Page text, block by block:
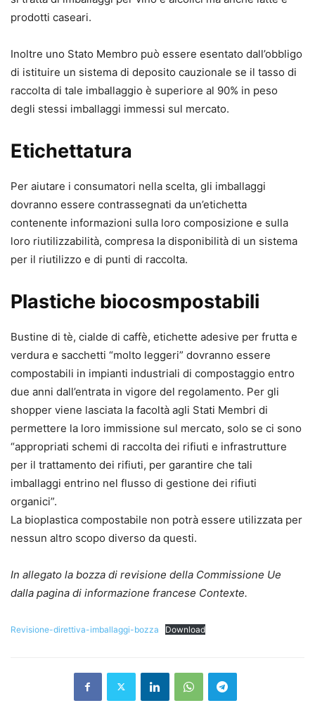
prodotti caseari.
Inoltre uno Stato Membro può essere esentato dall’obbligo
di istituire un sistema di deposito cauzionale se il tasso di
raccolta di tale imballaggio è superiore al 90% in peso
degli stessi imballaggi immessi sul mercato.
Etichettatura
Per aiutare i consumatori nella scelta, gli imballaggi
dovranno essere contrassegnati da un’etichetta
contenente informazioni sulla loro composizione e sulla
loro riutilizzabilità, compresa la disponibilità di un sistema
per il riutilizzo e di punti di raccolta.
Plastiche biocosmpostabili
Bustine di tè, cialde di caffè, etichette adesive per frutta e
verdura e sacchetti “molto leggeri” dovranno essere
compostabili in impianti industriali di compostaggio entro
due anni dall’entrata in vigore del regolamento. Per gli
shopper viene lasciata la facoltà agli Stati Membri di
permettere la loro immissione sul mercato, solo se ci sono
“appropriati schemi di raccolta dei rifiuti e infrastrutture
per il trattamento dei rifiuti, per garantire che tali
imballaggi entrino nel flusso di gestione dei rifiuti
organici”.
La bioplastica compostabile non potrà essere utilizzata per
nessun altro scopo diverso da questi.
In allegato la bozza di revisione della Commissione Ue
dalla pagina di informazione francese Contexte.
Revisione-direttiva-imballaggi-bozza Download